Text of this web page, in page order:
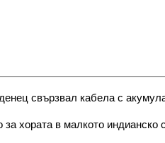
свързвал кабела с
хората в малкото